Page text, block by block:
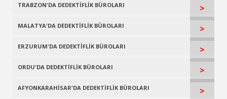
TRABZON'DA DEDEKTİFLİK BÜROLARI >
MALATYA'DA DEDEKTİFLİK BÜROLARI >
ERZURUM'DA DEDEKTİFLİK BÜROLARI >
ORDU'DA DEDEKTİFLİK BÜROLARI >
AFYONKARAHİSAR'DA DEDEKTİFLİK BÜROLARI >